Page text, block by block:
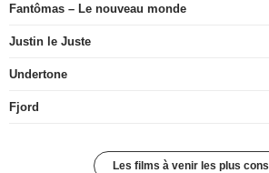
Fantômas – Le nouveau monde
Justin le Juste
Undertone
Fjord
Les films à venir les plus